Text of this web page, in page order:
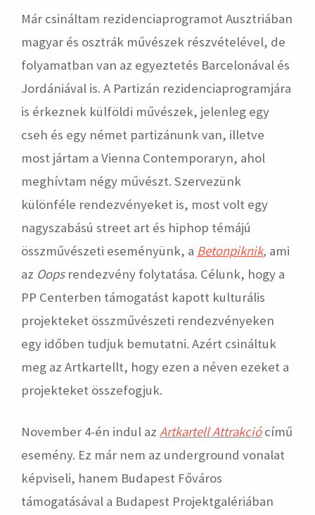
Már csináltam rezidenciaprogramot Ausztriában
magyar és osztrák művészek részvételével, de
folyamatban van az egyeztetés Barcelonával és
Jordániával is. A Partizán rezidenciaprogramjára
is érkeznek külföldi művészek, jelenleg egy
cseh és egy német partizánunk van, illetve
most jártam a Vienna Contemporaryn, ahol
meghívtam négy művészt. Szervezünk
különféle rendezvényeket is, most volt egy
nagyszabású street art és hiphop témájú
összművészeti eseményünk, a Betonpiknik, ami
az Oopsrendezvény folytatása. Célunk, hogy a
PP Centerben támogatást kapott kulturális
projekteket összművészeti rendezvényeken
egy időben tudjuk bemutatni. Azért csináltuk
meg az Artkartellt, hogy ezen a néven ezeket a
projekteket összefogjuk.
November 4-én indul az Artkartell Attrakciócímű
esemény. Ez már nem az underground vonalat
képviseli, hanem Budapest Főváros
támogatásával a Budapest Projektgalériában